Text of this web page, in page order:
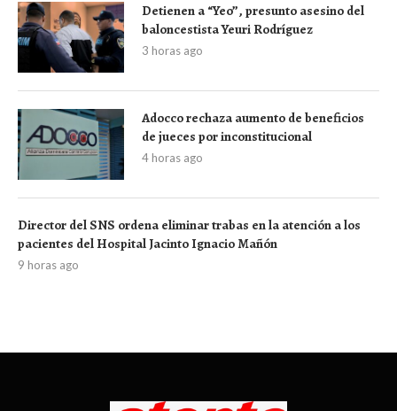
Detienen a “Yeo”, presunto asesino del
baloncestista Yeuri Rodríguez
3 horas ago
Adocco rechaza aumento de beneficios
de jueces por inconstitucional
4 horas ago
Director del SNS ordena eliminar trabas en la atención a los
pacientes del Hospital Jacinto Ignacio Mañón
9 horas ago